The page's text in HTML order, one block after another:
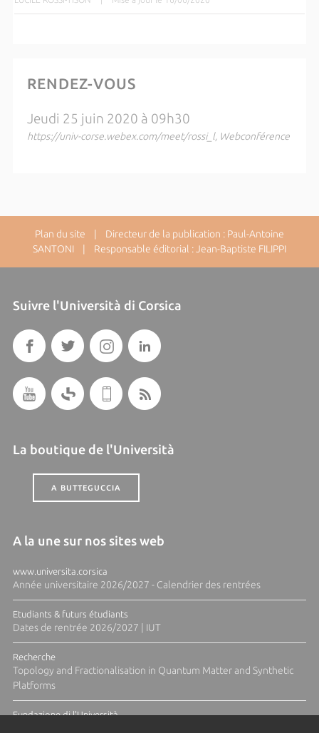
RENDEZ-VOUS
Jeudi 25 juin 2020 à 09h30
https://univ-corse.webex.com/meet/rossi_l, Webconférence
Plan du site | Directeur de la publication : Paul-Antoine
SANTONI | Responsable éditorial : Jean-Baptiste FILIPPI
Suivre l'Università di Corsica
La boutique de l'Università
A BUTTEGUCCIA
A la une sur nos sites web
www.universita.corsica
Année universitaire 2026/2027 - Calendrier des rentrées
Etudiants & futurs étudiants
Dates de rentrée 2026/2027 | IUT
Recherche
Topology and Fractionalisation in Quantum Matter and Synthetic
Platforms
Fundazione di l'Università